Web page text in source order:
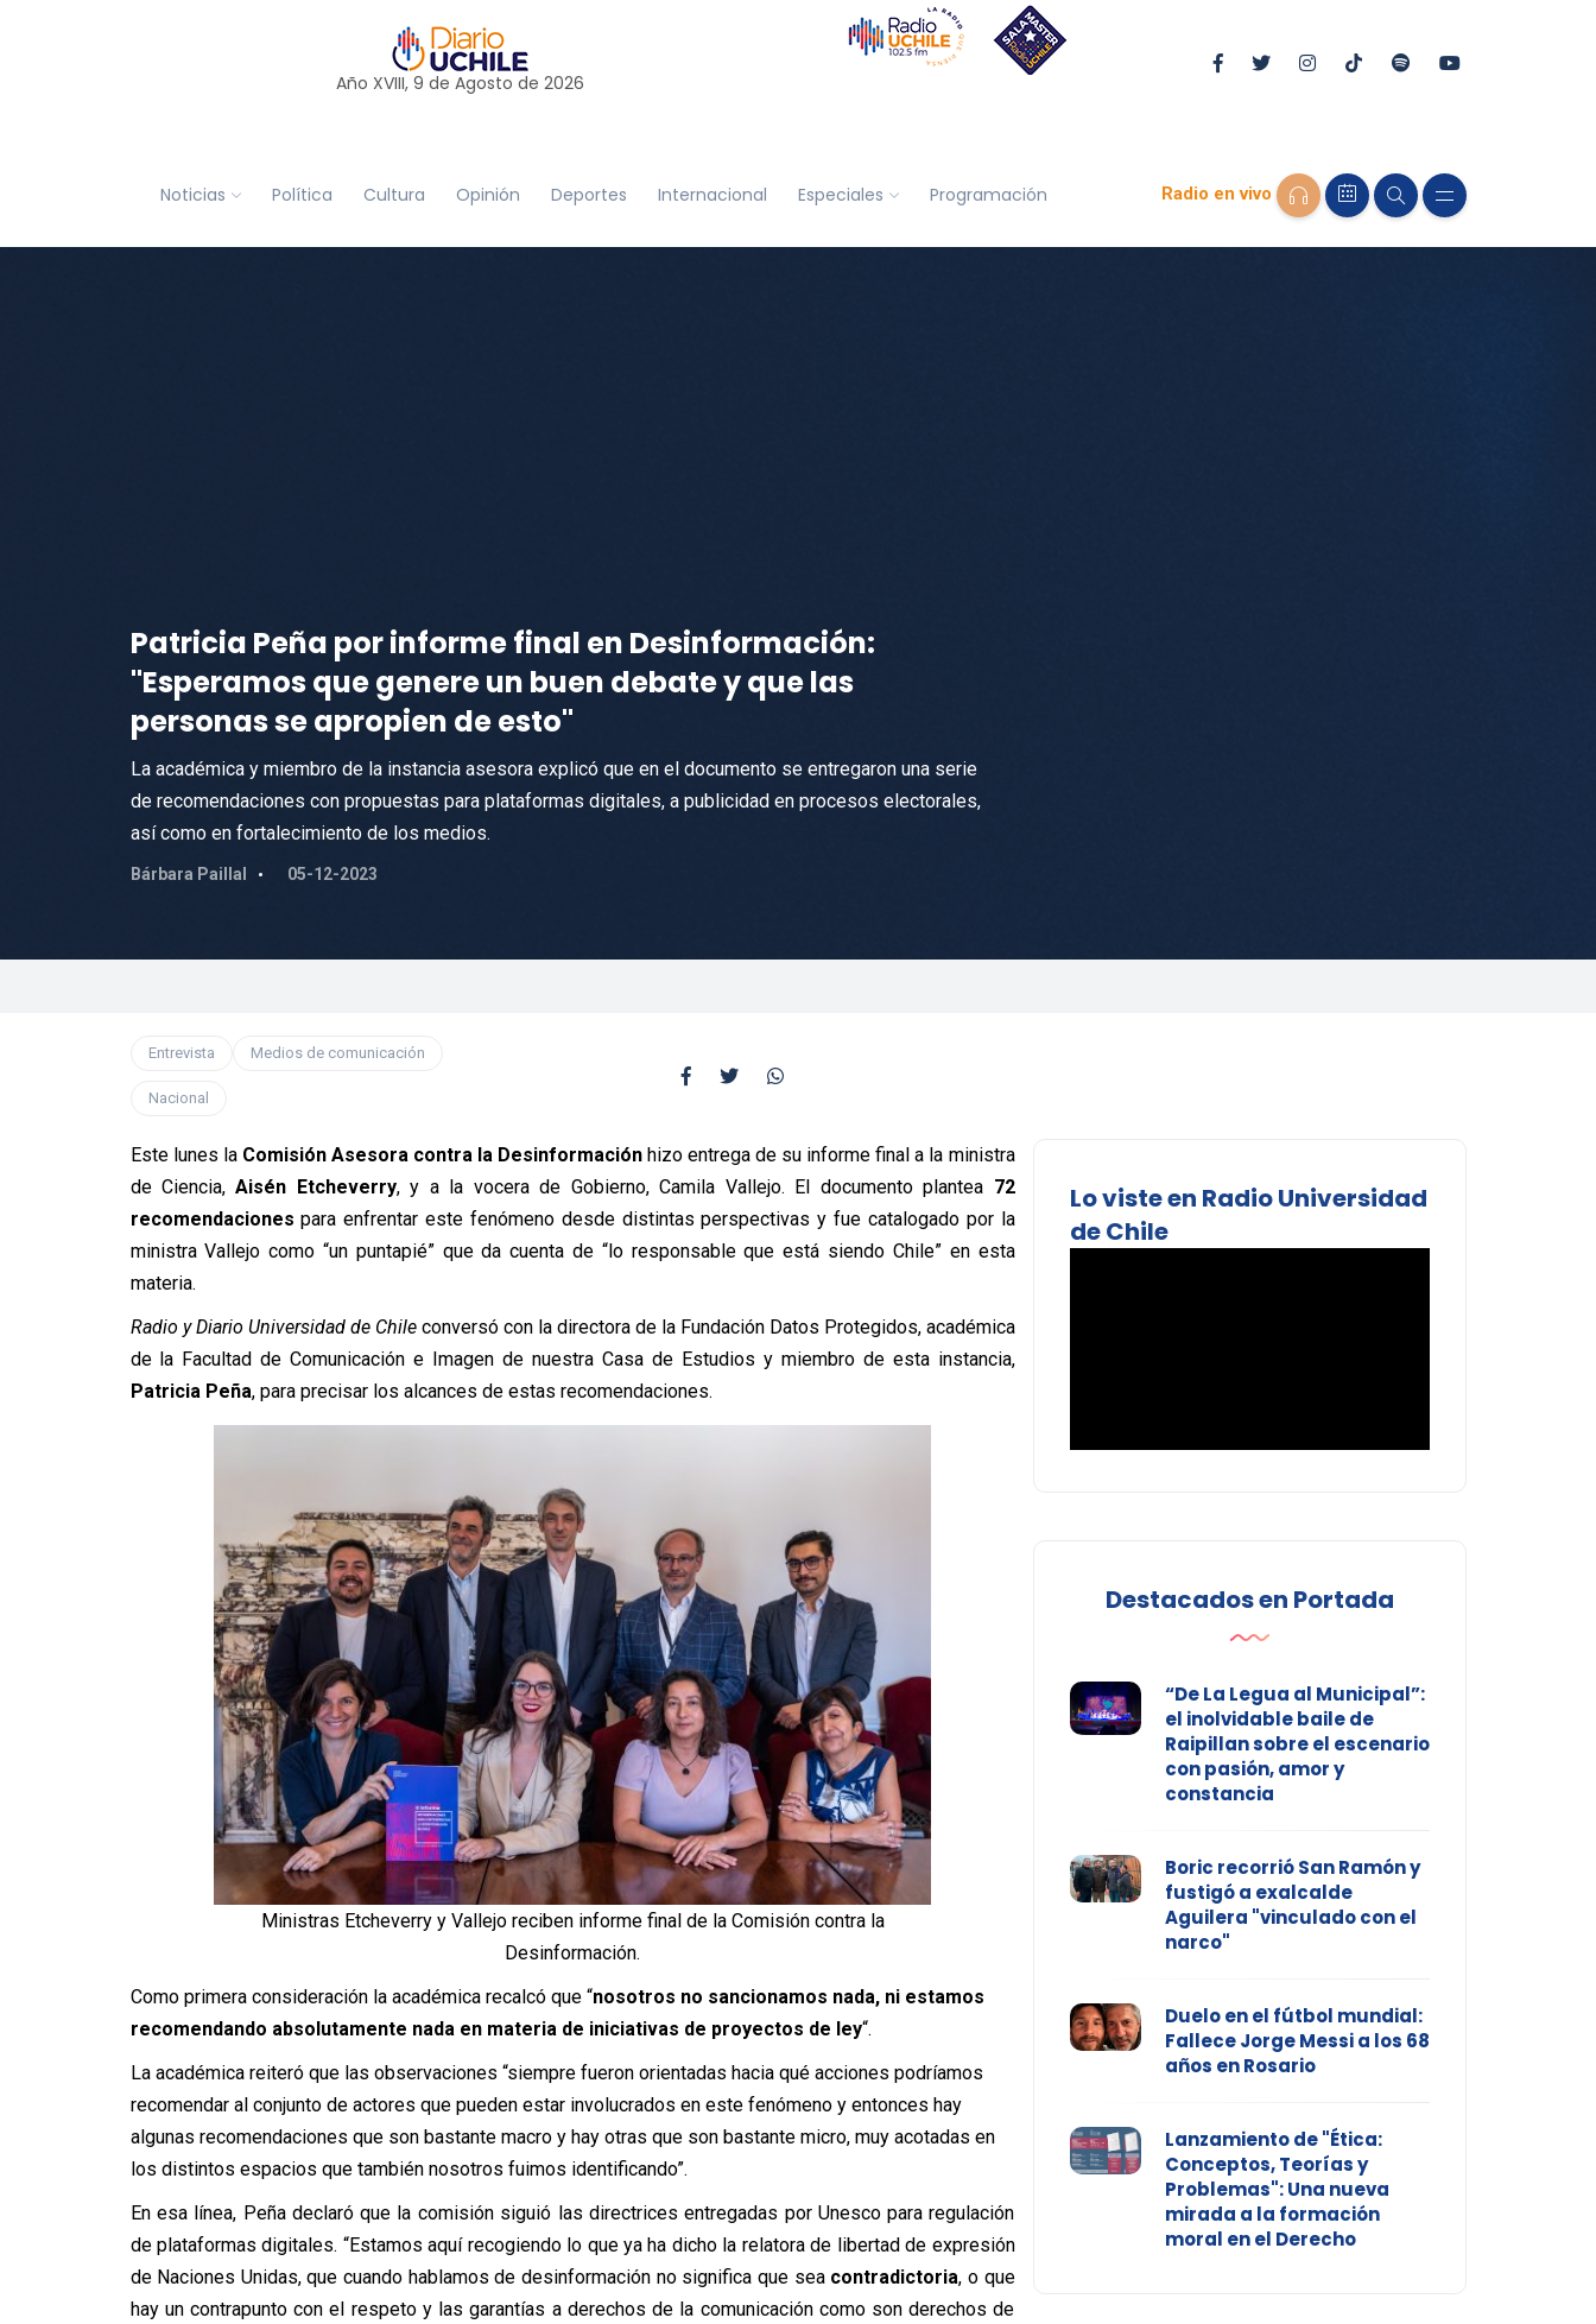
Año XVIII, 9 de Agosto de 2026
Noticias Política Cultura Opinión Deportes Internacional Especiales Programación Radio en vivo
Patricia Peña por informe final en Desinformación:
"Esperamos que genere un buen debate y que las
personas se apropien de esto"
La académica y miembro de la instancia asesora explicó que en el documento se entregaron una serie
de recomendaciones con propuestas para plataformas digitales, a publicidad en procesos electorales,
así como en fortalecimiento de los medios.
Bárbara Paillal 05-12-2023
Entrevista Medios de comunicación
Nacional
Este lunes laComisión Asesora contra la Desinformaciónhizo entrega de su informe final a la ministra
de Ciencia,Aisén Etcheverry, y a la vocera de Gobierno, Camila Vallejo. El documento plantea 72
recomendaciones para enfrentar este fenómeno desde distintas perspectivas y fue catalogado por la
ministra Vallejo como “un puntapié” que da cuenta de “lo responsable que está siendo Chile” en esta
materia.
Radio y Diario Universidad de Chileconversó con la directora de la Fundación Datos Protegidos, académica
de la Facultad de Comunicación e Imagen de nuestra Casa de Estudios y miembro de esta instancia,
Patricia Peña, para precisar los alcances de estas recomendaciones.
Ministras Etcheverry y Vallejo reciben informe final de la Comisión contra la
Desinformación.
Como primera consideración la académica recalcó que “nosotros no sancionamos nada, ni estamos
recomendando absolutamente nada en materia de iniciativas de proyectos de ley“.
La académica reiteró que las observaciones “siempre fueron orientadas hacia qué acciones podríamos
recomendar al conjunto de actores que pueden estar involucrados en este fenómeno y entonces hay
algunas recomendaciones que son bastante macro y hay otras que son bastante micro, muy acotadas en
los distintos espacios que también nosotros fuimos identificando”.
En esa línea, Peña declaró que la comisión siguió las directrices entregadas por Unesco para regulación
de plataformas digitales. “Estamos aquí recogiendo lo que ya ha dicho la relatora de libertad de expresión
de Naciones Unidas, que cuando hablamos de desinformación no significa que seacontradictoria, o que
hay un contrapunto con el respeto y las garantías a derechos de la comunicación como son derechos de
Lo viste en Radio Universidad
de Chile
Destacados en Portada
“De La Legua al Municipal”:
el inolvidable baile de
Raipillan sobre el escenario
con pasión, amor y
constancia
Boric recorrió San Ramón y
fustigó a exalcalde
Aguilera "vinculado con el
narco"
Duelo en el fútbol mundial:
Fallece Jorge Messi a los 68
años en Rosario
Lanzamiento de "Ética:
Conceptos, Teorías y
Problemas": Una nueva
mirada a la formación
moral en el Derecho